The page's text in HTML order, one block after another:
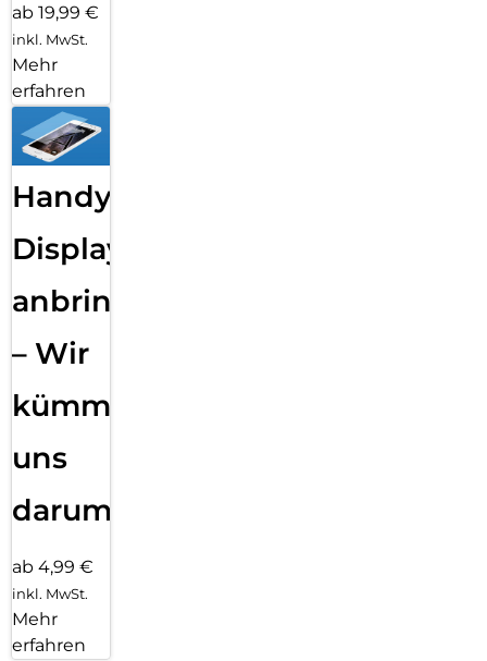
ab 19,99 €
inkl. MwSt.
Mehr
erfahren
Handy
Displayfolie
anbringen
– Wir
kümmern
uns
darum!
ab 4,99 €
inkl. MwSt.
Mehr
erfahren